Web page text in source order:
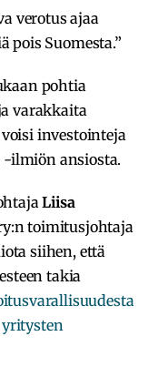
verotus ajaa
Suomesta.”
pohtia
varakkaita
investointeja
-ilmiön ansiosta.
Liisa
toimitusjohtaja
siihen, että
takia